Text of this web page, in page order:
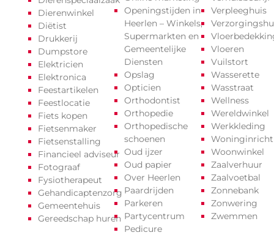
Dierenwinkel
Diëtist
Drukkerij
Dumpstore
Elektricien
Elektronica
Feestartikelen
Feestlocatie
Fiets kopen
Fietsenmaker
Fietsenstalling
Financieel adviseur
Fotograaf
Fysiotherapeut
Gehandicaptenzorg
Gemeentehuis
Gereedschap huren
Openingstijden in
Heerlen – Winkels,
Supermarkten en
Gemeentelijke
Diensten
Opslag
Opticien
Orthodontist
Orthopedie
Orthopedische
schoenen
Oud ijzer
Oud papier
Over Heerlen
Paardrijden
Parkeren
Partycentrum
Pedicure
Verpleeghuis
Vloeren
Vuilstort
Wasserette
Wasstraat
Wellness
Wereldwinkel
Werkkleding
Woonwinkel
Zaalverhuur
Zaalvoetbal
Zonnebank
Zonwering
Zwemmen